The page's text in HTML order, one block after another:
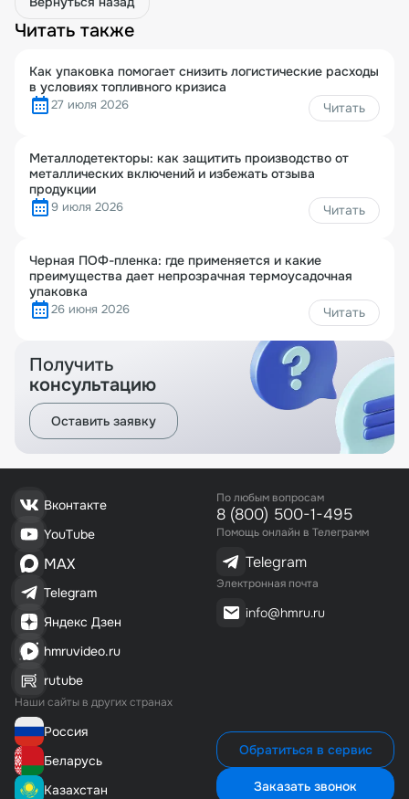
Читать также
Как упаковка помогает снизить логистические расходы
в условиях топливного кризиса
27 июля 2026 Читать
Металлодетекторы: как защитить производство от
металлических включений и избежать отзыва
продукции
9 июля 2026 Читать
Черная ПОФ-пленка: где применяется и какие
преимущества дает непрозрачная термоусадочная
упаковка
26 июня 2026 Читать
Получить
консультацию
Оставить заявку
Вконтакте
YouTube
MAX
Telegram
Яндекс Дзен
hmruvideo.ru
rutube
Наши сайты в других странах
Россия
Беларусь
Казахстан
По любым вопросам
8 (800) 500-1-495
Помощь онлайн в Телеграмм
Telegram
Электронная почта
info@hmru.ru
Обратиться в сервис
Заказать звонок